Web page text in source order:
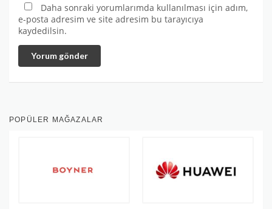
Daha sonraki yorumlarımda kullanılması için adım,
e-posta adresim ve site adresim bu tarayıcıya
kaydedilsin.
Yorum gönder
POPÜLER MAĞAZALAR